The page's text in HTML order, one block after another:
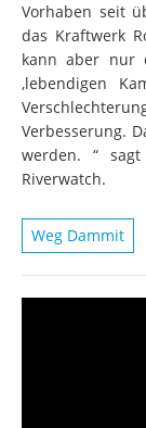
Vorhaben seit
das Kraftwerk
kann aber nur
‚lebendigen
Verbesserung.
werden. “ sagt
Riverwatch.
Weg Dammit